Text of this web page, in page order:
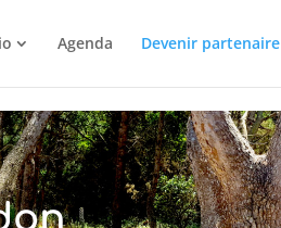
Agenda Devenir partenaire